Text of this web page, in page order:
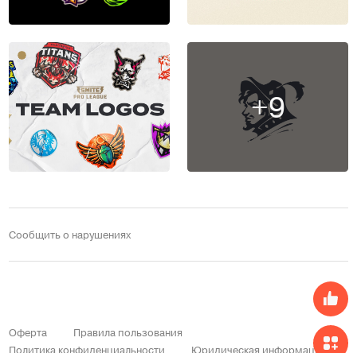
+9
Сообщить о нарушениях
Оферта
Правила пользования
Политика конфиденциальности
Юридическая информация